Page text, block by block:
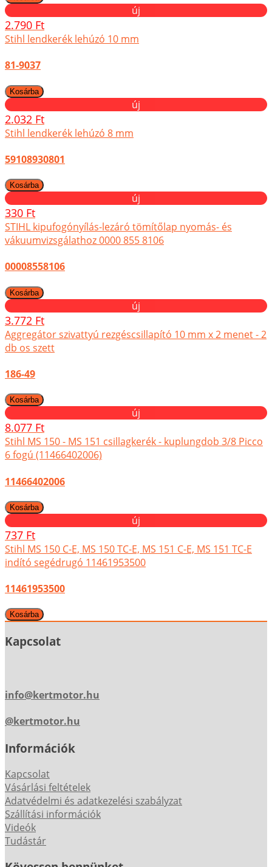
új
2.790 Ft
Stihl lendkerék lehúzó 10 mm
81-9037
új
2.032 Ft
Stihl lendkerék lehúzó 8 mm
59108930801
új
330 Ft
STIHL kipufogónyílás-lezáró tömítőlap nyomás- és
vákuumvizsgálathoz 0000 855 8106
00008558106
új
3.772 Ft
Aggregátor szivattyú rezgéscsillapító 10 mm x 2 menet - 2
db os szett
186-49
új
8.077 Ft
Stihl MS 150 - MS 151 csillagkerék - kuplungdob 3/8 Picco
6 fogú (11466402006)
11466402006
új
737 Ft
Stihl MS 150 C-E, MS 150 TC-E, MS 151 C-E, MS 151 TC-E
indító segédrugó 11461953500
11461953500
Kapcsolat
info@kertmotor.hu
@kertmotor.hu
Információk
Kapcsolat
Vásárlási feltételek
Adatvédelmi és adatkezelési szabályzat
Szállítási információk
Videók
Tudástár